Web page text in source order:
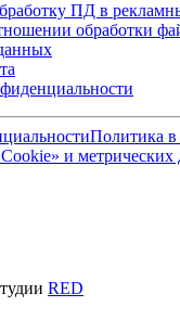
ПД в
обработки
Политика
и
RED